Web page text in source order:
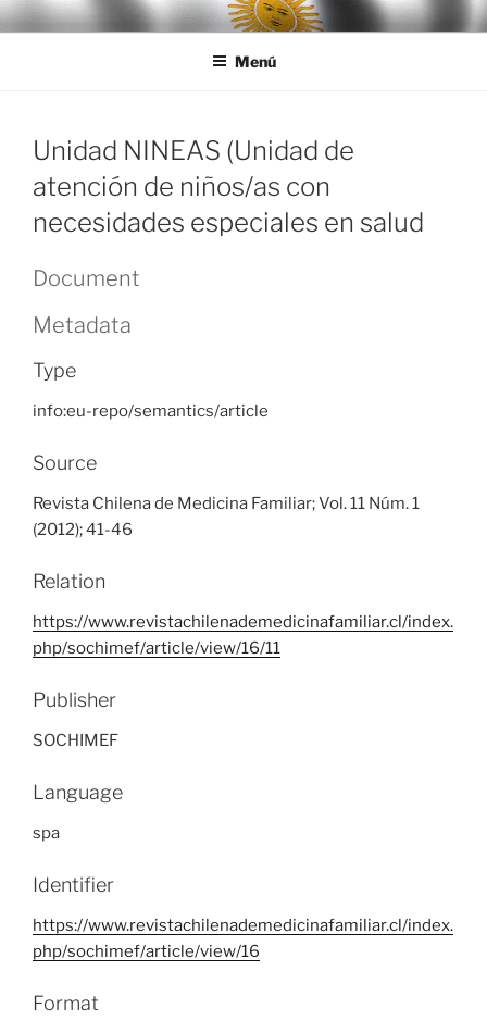
Ir
al
LEGISALUD
Menú
Unidad NINEAS (Unidad de
atención de niños/as con
necesidades especiales en salud
Document
Metadata
Type
info:eu-repo/semantics/article
Source
Revista Chilena de Medicina Familiar; Vol. 11 Núm. 1
(2012); 41-46
Relation
https://www.revistachilenademedicinafamiliar.cl/index.
php/sochimef/article/view/16/11
Publisher
SOCHIMEF
Language
spa
Identifier
https://www.revistachilenademedicinafamiliar.cl/index.
php/sochimef/article/view/16
Format